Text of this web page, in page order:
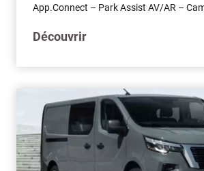
App.Connect – Park Assist AV/AR –
Découvrir